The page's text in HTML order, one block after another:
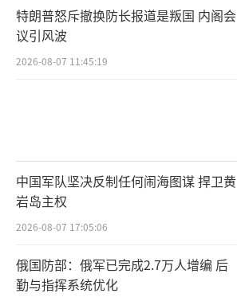
特朗普怒斥撤换防长报道是叛国 内阁会
议引风波
2026-08-07 11:45:19
中国军队坚决反制任何闹海图谋 捍卫黄
岩岛主权
2026-08-07 17:05:06
俄国防部：俄军已完成2.7万人增编 后
勤与指挥系统优化